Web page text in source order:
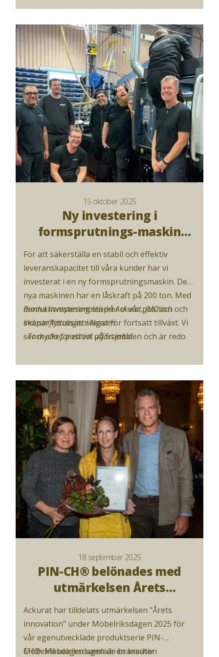
15 oktober 2025
Ny investering i
formsprutnings-maskin
stärker framtida
leveranskapacitet
För att säkerställa en stabil och effektiv
leveranskapacitet till våra kunder har vi
investerat i en ny formsprutningsmaskin. Den
nya maskinen har en låskraft på 200 ton. Med
denna investering stärker vi vår position och
skapar förutsättningar för fortsatt tillväxt. Vi
ser mycket positivt på framtiden och är redo
Produktionspersonalen på Ackurat, JMC och
Industriflyttningar i Norden
- Tack alla för ett väl utfört jobb!
18 september 2025
PIN-CH® belönades med
utmärkelsen Årets
innovation
Ackurat har tilldelats utmärkelsen "Årets
innovation" under Möbelriksdagen 2025 för
vår egenutvecklade produktserie PIN-
CH®. Möbelriksdagen är en kreativ
Möbelriksdagen samlade branschen